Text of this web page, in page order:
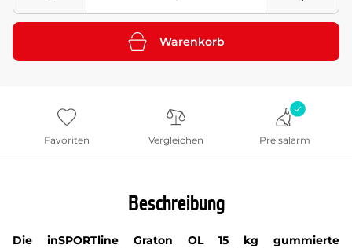
Warenkorb
Favoriten Vergleichen Preisalarm
Beschreibung
Die inSPORTline Graton OL 15 kg gummierte